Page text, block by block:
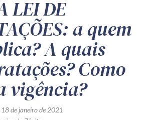
LEI DE
a quem
A quais
Como
vigência?
de janeiro de 2021